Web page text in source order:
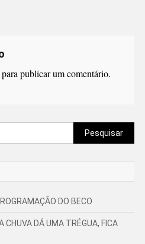
para publicar um comentário.
Pesquisar
por:
DO BECO
CHUVA DÁ UMA TRÉGUA, FICA